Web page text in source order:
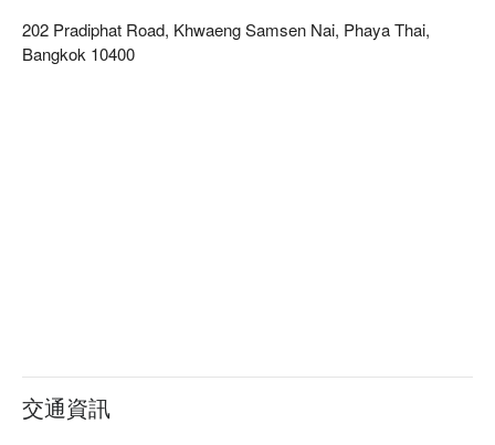
202 Pradiphat Road, Khwaeng Samsen Nai, Phaya Thai,
Bangkok 10400
交通資訊